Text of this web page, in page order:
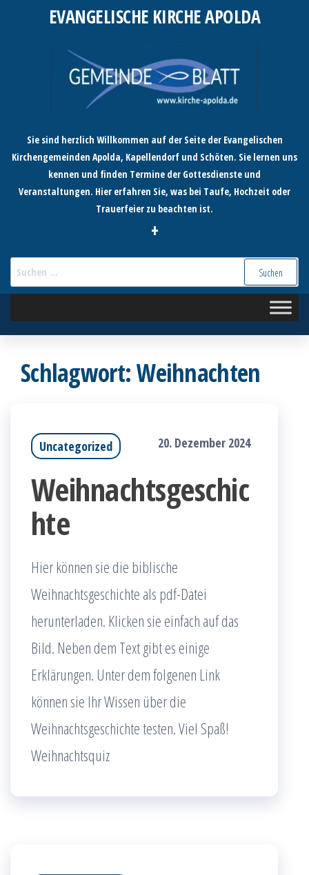
EVANGELISCHE KIRCHE APOLDA
Sie sind herzlich Willkommen auf der Seite der Evangelischen
Kirchengemeinden Apolda, Kapellendorf und Schöten. Sie lernen uns
kennen und finden Termine der Gottesdienste und
Veranstaltungen. Hier erfahren Sie, was bei Taufe, Hochzeit oder
Trauerfeier zu beachten ist.
+
Schlagwort:Weihnachten
Uncategorized 20. Dezember 2024
Weihnachtsgeschic
hte
Hier können sie die biblische
Weihnachtsgeschichte als pdf-Datei
herunterladen. Klicken sie einfach auf das
Bild. Neben dem Text gibt es einige
Erklärungen. Unter dem folgenen Link
können sie Ihr Wissen über die
Weihnachtsgeschichte testen. Viel Spaß!
Weihnachtsquiz